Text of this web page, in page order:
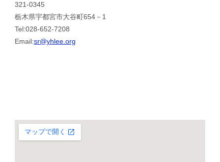
321-0345
栃木県宇都宮市大谷町654－1
Tel:028-652-7208
Email:sr@yhlee.org